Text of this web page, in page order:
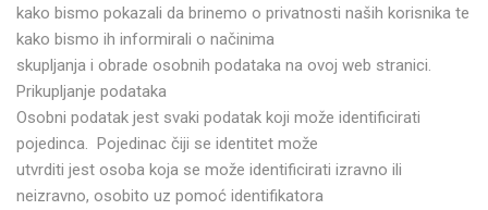
kako bismo pokazali da brinemo o privatnosti naših korisnika te
kako bismo ih informirali o načinima
skupljanja i obrade osobnih podataka na ovoj web stranici.
Prikupljanje podataka
Osobni podatak jest svaki podatak koji može identificirati
pojedinca. Pojedinac čiji se identitet može
utvrditi jest osoba koja se može identificirati izravno ili
neizravno, osobito uz pomoć identifikatora